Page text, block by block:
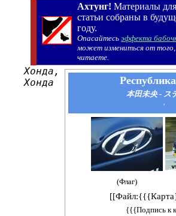
Ахтунг! Материалы
статьи собраны в
году.
Опасайтесьэффекта
может измениться от
читаете.
本田未央 - ス
'
(Флаг)
{{{Подпись к
Хонда,
Хонда